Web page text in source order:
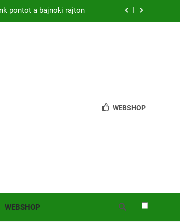
pontot a bajnoki rajton
lépett pályára Érden
MOL Magyar Kupában
rajtol az Érdi VSE!
lépett pályára Érden
WEBSHOP
WEBSHOP